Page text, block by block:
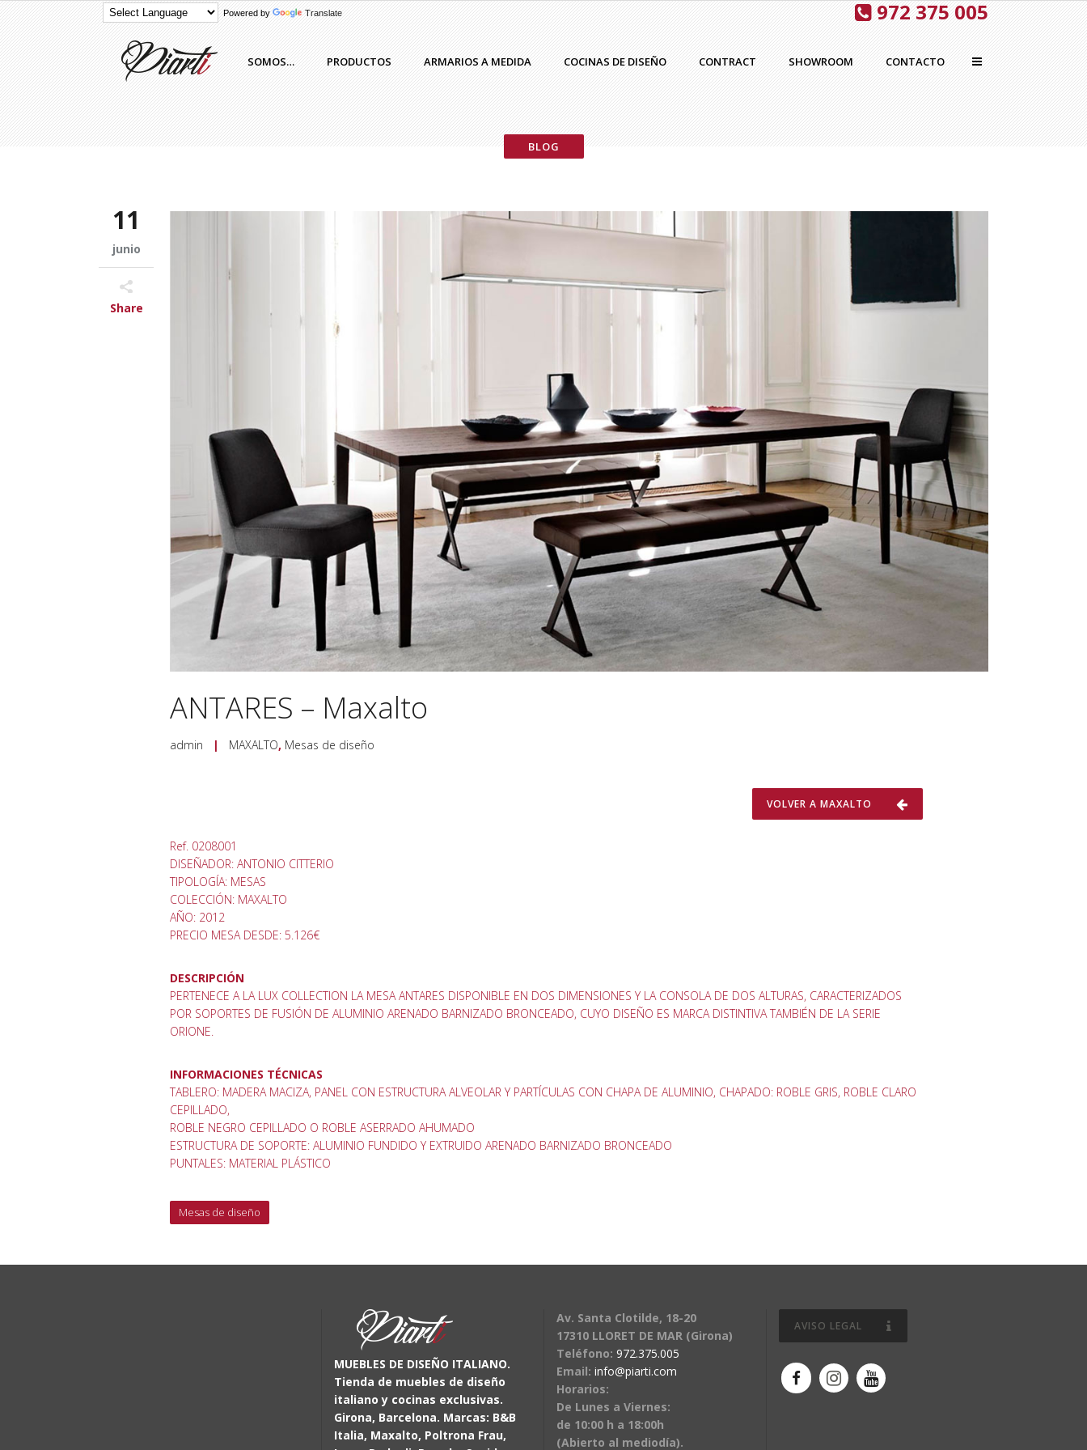
Powered by Translate 972 375 005
SOMOS… PRODUCTOS ARMARIOS A MEDIDA COCINAS DE DISEÑO CONTRACT SHOWROOM CONTACTO
BLOG
11
junio
Share
ANTARES – Maxalto
admin | MAXALTO, Mesas de diseño
VOLVER A MAXALTO
Ref. 0208001
DISEÑADOR: ANTONIO CITTERIO
TIPOLOGÍA: MESAS
COLECCIÓN: MAXALTO
AÑO: 2012
PRECIO MESA DESDE: 5.126€
DESCRIPCIÓN
PERTENECE A LA LUX COLLECTION LA MESA ANTARES DISPONIBLE EN DOS DIMENSIONES Y LA CONSOLA DE DOS ALTURAS, CARACTERIZADOS
POR SOPORTES DE FUSIÓN DE ALUMINIO ARENADO BARNIZADO BRONCEADO, CUYO DISEÑO ES MARCA DISTINTIVA TAMBIÉN DE LA SERIE
ORIONE.
INFORMACIONES TÉCNICAS
TABLERO: MADERA MACIZA, PANEL CON ESTRUCTURA ALVEOLAR Y PARTÍCULAS CON CHAPA DE ALUMINIO, CHAPADO: ROBLE GRIS, ROBLE CLARO
CEPILLADO,
ROBLE NEGRO CEPILLADO O ROBLE ASERRADO AHUMADO
ESTRUCTURA DE SOPORTE: ALUMINIO FUNDIDO Y EXTRUIDO ARENADO BARNIZADO BRONCEADO
PUNTALES: MATERIAL PLÁSTICO
Mesas de diseño
MUEBLES DE DISEÑO ITALIANO.
Tienda de muebles de diseño
italiano y cocinas exclusivas.
Girona, Barcelona. Marcas: B&B
Italia, Maxalto, Poltrona Frau,
Av. Santa Clotilde, 18-20
17310 LLORET DE MAR (Girona)
Teléfono: 972.375.005
Email: info@piarti.com
Horarios:
De Lunes a Viernes:
de 10:00 h a 18:00h
(Abierto al mediodía).
AVISO LEGAL